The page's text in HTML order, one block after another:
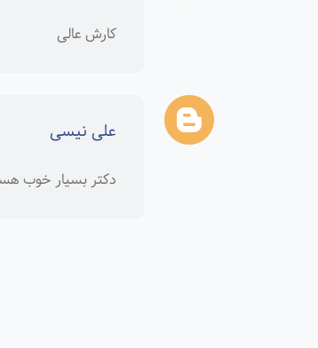
کارش عالی
علی نیسی
دکتر بسیار خوب